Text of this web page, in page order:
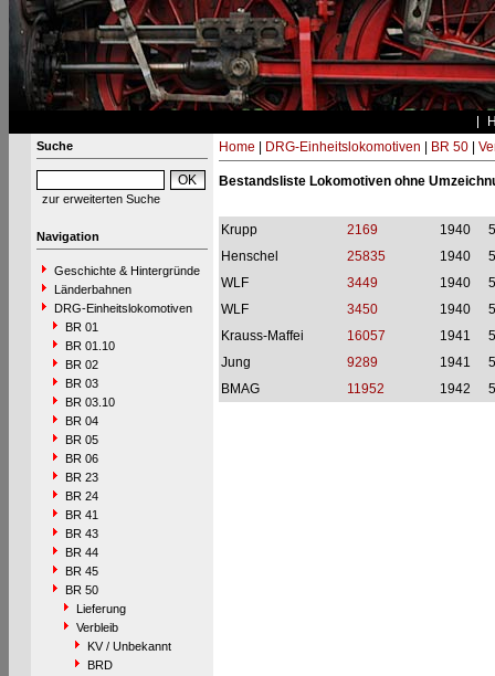
Suche
zur erweiterten Suche
Navigation
Geschichte & Hintergründe
Länderbahnen
DRG-Einheitslokomotiven
BR 01
BR 01.10
BR 02
BR 03
BR 03.10
BR 04
BR 05
BR 06
BR 23
BR 24
BR 41
BR 43
BR 44
BR 45
BR 50
Lieferung
Verbleib
KV / Unbekannt
BRD
Home DRG-Einheitslokomotiven BR 50|
Bestandsliste Lokomotiven ohne
Krupp 2169 1940
Henschel
25835 1940
WLF
3449 1940
WLF
3450 1940
Krauss-Maffei
16057 1941
Jung
9289 1941
BMAG
11952 1942